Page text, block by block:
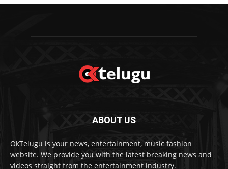
ABOUT US
OkTelugu is your news, entertainment, music fashion
website. We provide you with the latest breaking news and
videos straight from the entertainment industry.